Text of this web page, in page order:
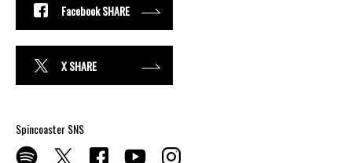
Facebook SHARE
X SHARE
Spincoaster SNS